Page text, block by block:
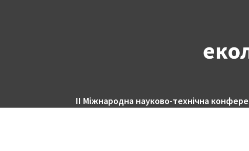
II Міжнародна науково-технічна